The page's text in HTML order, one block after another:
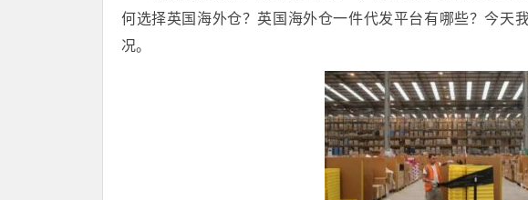
何选择英国海外仓？英国海外仓一件代发平台有哪些？今天
况。